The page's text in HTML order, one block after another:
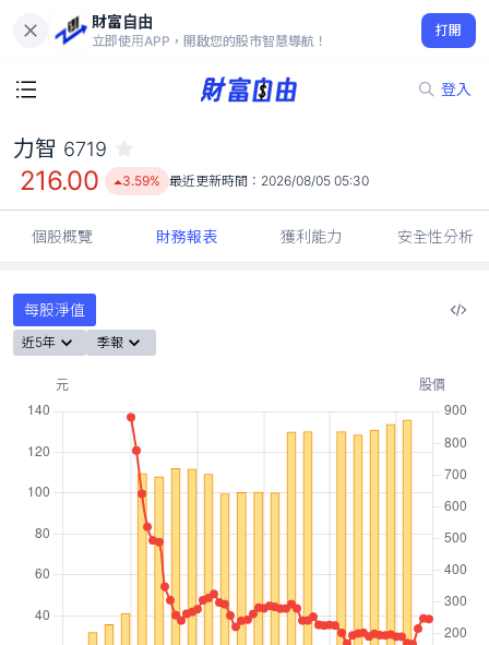
財富自由
立即使用APP，開啟您的股市智慧導航！
打開
登入
216.00
3.59%
力智 6719
216.00 3.59% 最近更新時間： 2026/08/05 05:30
個股概覽 財務報表 獲利能力 安全性分析
每股淨值
近5年 季報